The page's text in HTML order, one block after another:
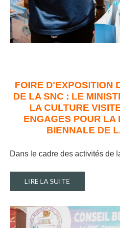
FOIRE D'EXPOSITION
DE LA SNC : LE
LA CULTURE
ENGAGES POUR LA
BIENNALE DE
Dans le cadre des activités de
LIRE LA SUITE